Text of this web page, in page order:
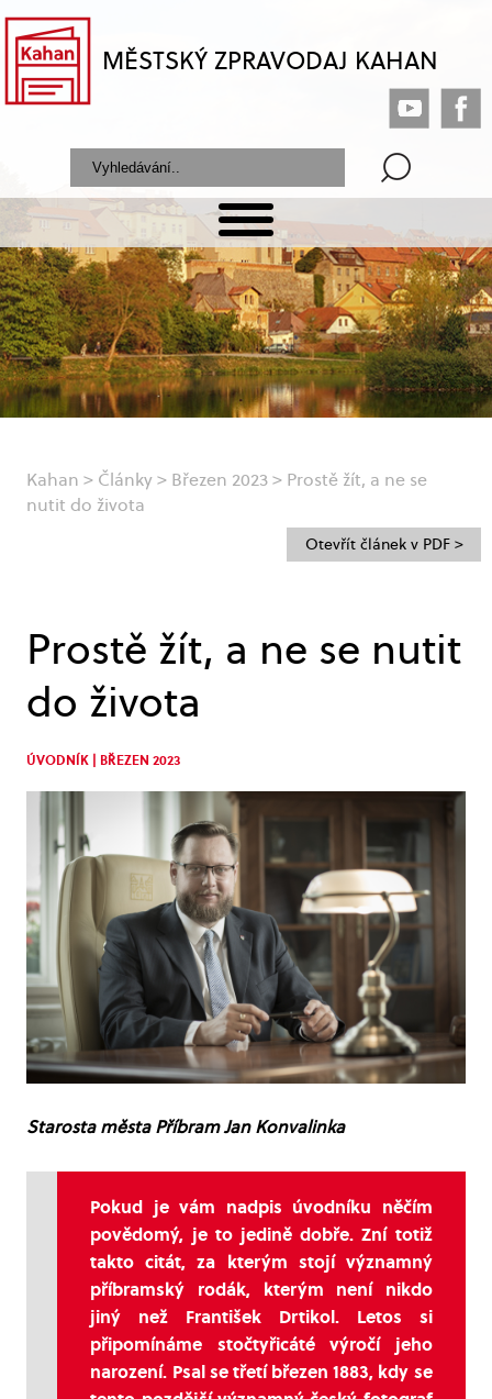
MĚSTSKÝ ZPRAVODAJ KAHAN
Kahan > Články> Březen 2023> Prostě žít, a ne se
nutit do života
Prostě žít, a ne se nutit
do života
ÚVODNÍK | BŘEZEN 2023
Starosta města Příbram Jan Konvalinka
Pokud je vám nadpis úvodníku něčím
povědomý, je to jedině dobře. Zní totiž
takto citát, za kterým stojí významný
příbramský rodák, kterým není nikdo
jiný než František Drtikol. Letos si
připomínáme stočtyřicáté výročí jeho
narození. Psal se třetí březen 1883, kdy se
Otevřít článek v PDF >